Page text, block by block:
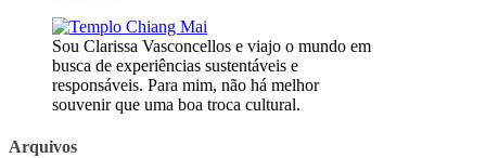
Sou Clarissa Vasconcellos e viajo o mundo em
busca de experiências sustentáveis e
responsáveis. Para mim, não há melhor
souvenir que uma boa troca cultural.
Arquivos